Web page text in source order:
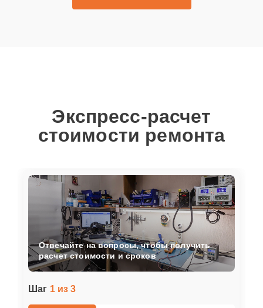
Экспресс-расчет
стоимости ремонта
Шаг 1 из 3
Отвечайте на вопросы, чтобы получить
расчет стоимости и сроков